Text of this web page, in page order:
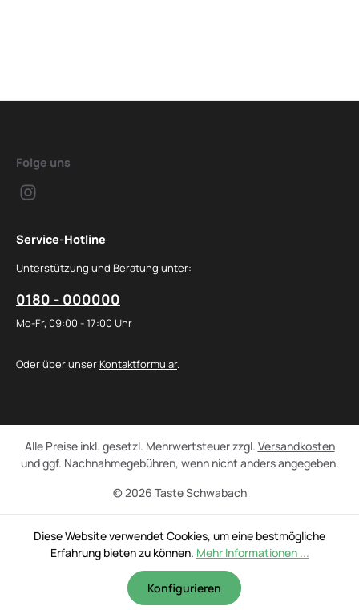
Folge uns
Service-Hotline
Unterstützung und Beratung unter:
0180 - 000000
Mo-Fr, 09:00 - 17:00 Uhr
Oder über unser Kontaktformular.
© 2026 Taste Schwabach
Alle Preise inkl. gesetzl. Mehrwertsteuer zzgl. Versandkosten
und ggf. Nachnahmegebühren, wenn nicht anders angegeben.
Diese Website verwendet Cookies, um eine bestmögliche
Erfahrung bieten zu können. Mehr Informationen ...
Konfigurieren